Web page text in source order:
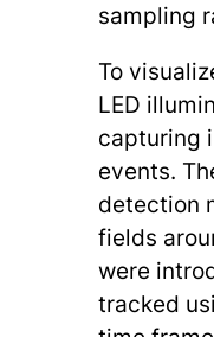
sampling
To
LED
capturing
events.
detection
fields
were
tracked